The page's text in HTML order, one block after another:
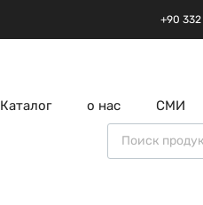
+90 332
Каталог о нас СМИ
Поиск товаров